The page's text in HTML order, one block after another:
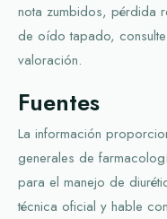
nota zumbidos, pérdida
de oído tapado,
valoración.
Fuentes
La información
generales de
para el manejo de
técnica oficial y hable